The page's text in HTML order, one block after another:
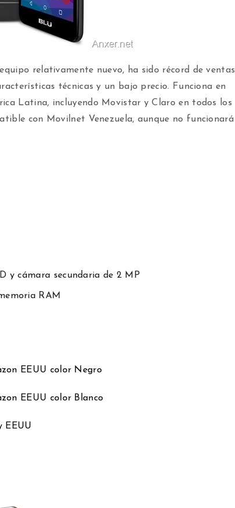
relativamente nuevo, ha sido récord de ventas
técnicas y un bajo precio. Funciona en
Latina, incluyendo Movistar y Claro en todos los
con Movilnet Venezuela, aunque no funcionará
y cámara secundaria de 2 MP
RAM
EEUU color Negro
EEUU color Blanco
EEUU